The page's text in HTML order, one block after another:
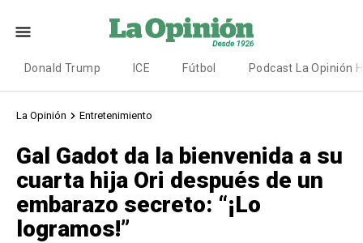
Donald Trump ICE Fútbol Podcast La Opinión
La Opinión Entretenimiento
Gal Gadot da la bienvenida a su
cuarta hija Ori después de un
embarazo secreto: “¡Lo
logramos!”